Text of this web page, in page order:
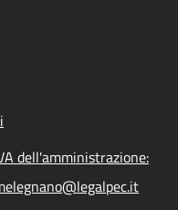
dell'amministrazione: